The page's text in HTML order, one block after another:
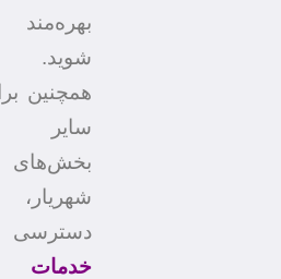
بهره‌مند
شوید.
همچنین برای
سایر
بخش‌های
شهریار،
دسترسی به
خدمات